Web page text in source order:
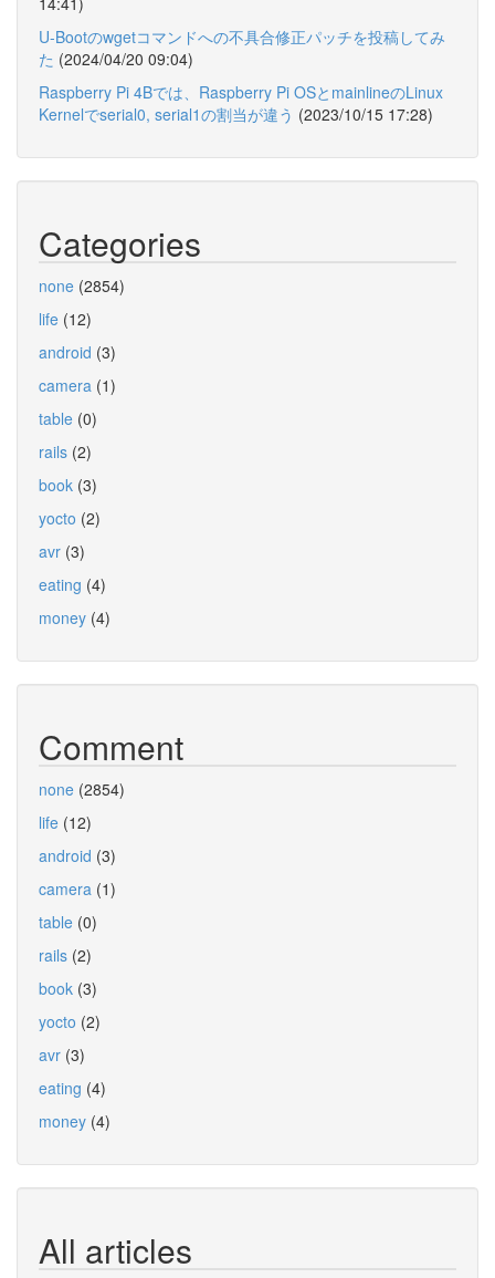
U-Bootのwgetコマンドへの不具合修正パッチを投稿してみ
た (2024/04/20 09:04)
Raspberry Pi 4Bでは、Raspberry Pi OSとmainlineのLinux
Kernelでserial0, serial1の割当が違う (2023/10/15 17:28)
Categories
none (2854)
life (12)
android (3)
camera (1)
table (0)
rails (2)
book (3)
yocto (2)
avr (3)
eating (4)
money (4)
Comment
none (2854)
life (12)
android (3)
camera (1)
table (0)
rails (2)
book (3)
yocto (2)
avr (3)
eating (4)
money (4)
All articles